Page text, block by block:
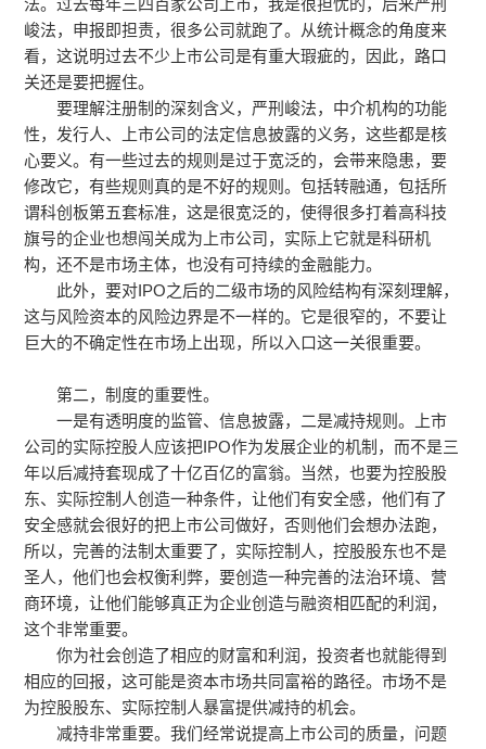
法。过去每年三四百家公司上市，我是很担忧的，后来严刑
峻法，申报即担责，很多公司就跑了。从统计概念的角度来
看，这说明过去不少上市公司是有重大瑕疵的，因此，路口
关还是要把握住。
要理解注册制的深刻含义，严刑峻法，中介机构的功能
性，发行人、上市公司的法定信息披露的义务，这些都是核
心要义。有一些过去的规则是过于宽泛的，会带来隐患，要
修改它，有些规则真的是不好的规则。包括转融通，包括所
谓科创板第五套标准，这是很宽泛的，使得很多打着高科技
旗号的企业也想闯关成为上市公司，实际上它就是科研机
构，还不是市场主体，也没有可持续的金融能力。
此外，要对IPO之后的二级市场的风险结构有深刻理解，
这与风险资本的风险边界是不一样的。它是很窄的，不要让
巨大的不确定性在市场上出现，所以入口这一关很重要。
第二，制度的重要性。
一是有透明度的监管、信息披露，二是减持规则。上市
公司的实际控股人应该把IPO作为发展企业的机制，而不是三
年以后减持套现成了十亿百亿的富翁。当然，也要为控股股
东、实际控制人创造一种条件，让他们有安全感，他们有了
安全感就会很好的把上市公司做好，否则他们会想办法跑，
所以，完善的法制太重要了，实际控制人，控股股东也不是
圣人，他们也会权衡利弊，要创造一种完善的法治环境、营
商环境，让他们能够真正为企业创造与融资相匹配的利润，
这个非常重要。
你为社会创造了相应的财富和利润，投资者也就能得到
相应的回报，这可能是资本市场共同富裕的路径。市场不是
为控股股东、实际控制人暴富提供减持的机会。
减持非常重要。我们经常说提高上市公司的质量，问题